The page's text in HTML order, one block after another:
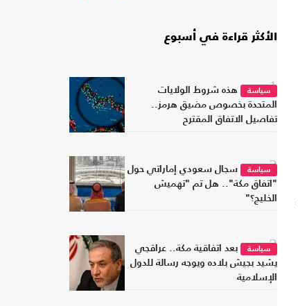
الأكثر قراءة في أسبوع
1سياسة
هذه شروط الولايات
المتحدة بخصوص مضيق هرمز..
تفاصيل الاتفاق المقترح
2سياسة
سجال سعودي إماراتي حول
"اتفاق مكة".. هل تم "تهميش
الخليج؟"
3سياسة
بعد اتفاقية مكة.. عراقجي
يشيد بجيش بلاده ويوجه رسالة للدول
الإسلامية